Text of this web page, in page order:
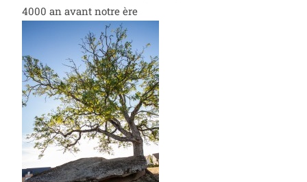
4000 an avant notre ère